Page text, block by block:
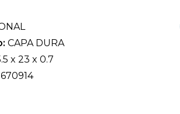
CAPA DURA
x 23 x 0.7